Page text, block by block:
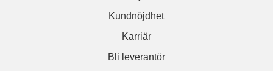
Kundnöjdhet
Karriär
Bli leverantör